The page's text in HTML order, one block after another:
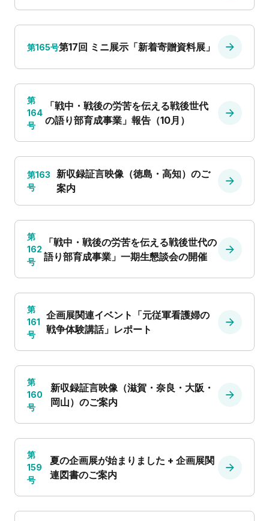
第165号第17回 ミニ展示「新着寄贈資料展」
第
164
号
「戦中・戦後の労苦を伝える戦後世代
の語り部育成事業」報告（10月）
第163
号
新収録証言映像（徳島・高知）のご
案内
第
162
号
「戦中・戦後の労苦を伝える戦後世代の
語り部育成事業」一期生懇談会の開催
第
161
号
企画展関連イベント「元従軍看護婦の
戦争体験講話」レポート
第
160
号
新収録証言映像（滋賀・奈良・大阪・
岡山）のご案内
第
159
号
夏の企画展が始まりました + 企画展関
連図書のご案内